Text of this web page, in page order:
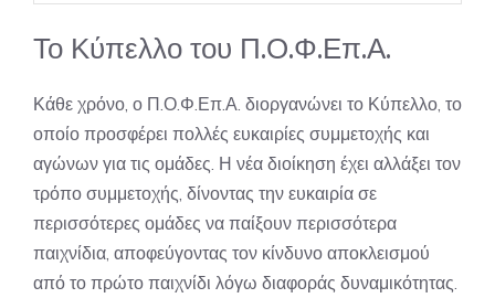
Το Κύπελλο του Π.Ο.Φ.Επ.Α.
Κάθε χρόνο, ο Π.Ο.Φ.Επ.Α. διοργανώνει το Κύπελλο, το
οποίο προσφέρει πολλές ευκαιρίες συμμετοχής και
αγώνων για τις ομάδες. Η νέα διοίκηση έχει αλλάξει τον
τρόπο συμμετοχής, δίνοντας την ευκαιρία σε
περισσότερες ομάδες να παίξουν περισσότερα
παιχνίδια, αποφεύγοντας τον κίνδυνο αποκλεισμού
από το πρώτο παιχνίδι λόγω διαφοράς δυναμικότητας.